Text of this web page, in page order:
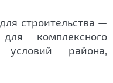
строительства —
комплексного
условий района,